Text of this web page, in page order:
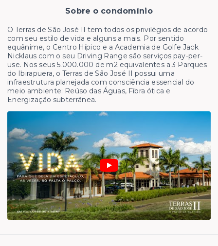
Sobre o condomínio
O Terras de São José II tem todos os privilégios de acordo
com seu estilo de vida e alguns a mais. Por sentido
equânime, o Centro Hípico e a Academia de Golfe Jack
Nicklaus com o seu Driving Range são serviços pay-per-
use. Nos seus 5.000.000 de m2 equivalentes a 3 Parques
do Ibirapuera, o Terras de São José II possui uma
infraestrutura planejada com consciência essencial do
meio ambiente: Reúso das Águas, Fibra ótica e
Energização subterrânea.